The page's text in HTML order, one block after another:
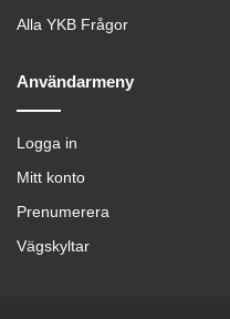
Alla YKB Frågor
Användarmeny
Logga in
Mitt konto
Prenumerera
Vägskyltar